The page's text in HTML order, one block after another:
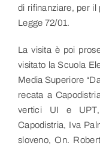
di rifinanziare, per il
Legge 72/01.
La visita è poi
visitato la Scuola
Media Superiore
recata a
vertici UI e UPT,
Capodistria, Iva
sloveno, On.